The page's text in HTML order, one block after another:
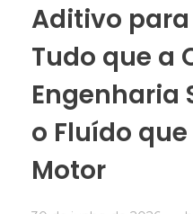
Aditivo
Tudo que a
Engenharia
o Fluído
Motor